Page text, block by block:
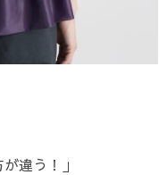
違う！」